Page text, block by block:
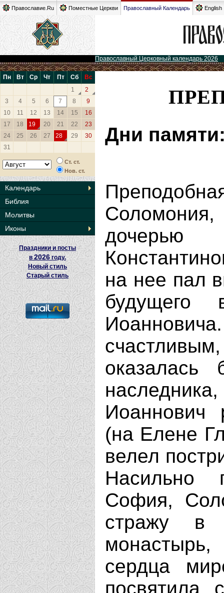
Православие.Ru Поместные Церкви Православный Календарь English
Православный Церковный календарь 2026
Пн Вт Ср Чт Пт Сб
Вс
1
2
3
4 5 6 7 8
9
10
11 12 13 14 15
16
17
18 19 20 21 22
23
24
25 26 27 28 29
30
31
Ст. ст.
Нов. ст.
Календарь
Библия
Молитвы
Иконы
Праздники и посты
в 2026 году.
Новый стиль
Старый стиль
Дни
на нее пал
будущего
оказалась
Иоаннович
(на Елене
велел
Насильно
София,
стражу в
монастырь,
сердца
посвятила